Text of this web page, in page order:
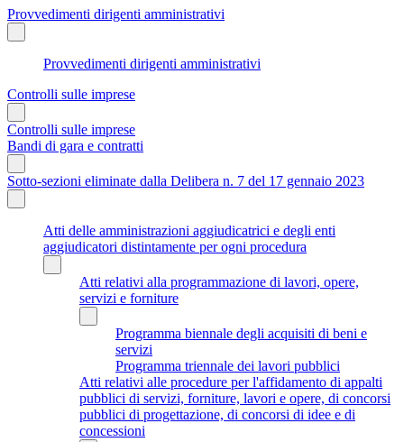
Provvedimenti dirigenti amministrativi
Provvedimenti dirigenti amministrativi
Controlli sulle imprese
Controlli sulle imprese
Bandi di gara e contratti
Sotto-sezioni eliminate dalla Delibera n. 7 del 17 gennaio 2023
Atti delle amministrazioni aggiudicatrici e degli enti
aggiudicatori distintamente per ogni procedura
Atti relativi alla programmazione di lavori, opere,
servizi e forniture
Programma biennale degli acquisiti di beni e
servizi
Programma triennale dei lavori pubblici
Atti relativi alle procedure per l'affidamento di appalti
pubblici di servizi, forniture, lavori e opere, di concorsi
pubblici di progettazione, di concorsi di idee e di
concessioni